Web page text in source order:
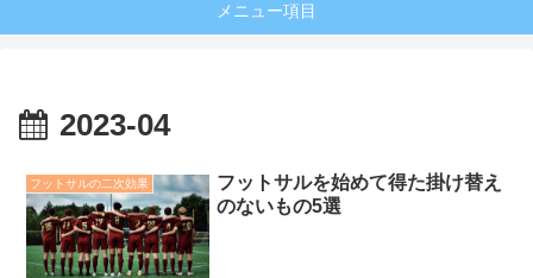
メニュー項目
2023-04
フットサルの二次効果
フットサルを始めて得た掛け替え
のないもの5選